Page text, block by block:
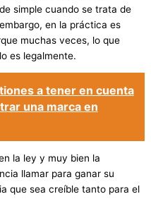
simple cuando se trata de
en la práctica es
muchas veces, lo que
es legalmente.
a tener en cuenta
una marca en
la ley y muy bien la
llamar para ganar su
que sea creíble tanto para el